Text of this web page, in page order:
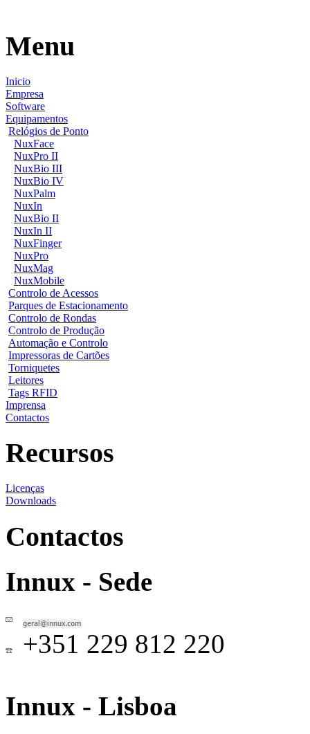
Menu
Inicio
Empresa
Software
Equipamentos
Relógios de Ponto
NuxFace
NuxPro II
NuxBio III
NuxBio IV
NuxPalm
NuxIn
NuxBio II
NuxIn II
NuxFinger
NuxPro
NuxMag
NuxMobile
Controlo de Acessos
Parques de Estacionamento
Controlo de Rondas
Controlo de Produção
Automação e Controlo
Impressoras de Cartões
Torniquetes
Leitores
Tags RFID
Imprensa
Contactos
Recursos
Licenças
Downloads
Contactos
Innux - Sede
+351 229 812 220
Innux - Lisboa